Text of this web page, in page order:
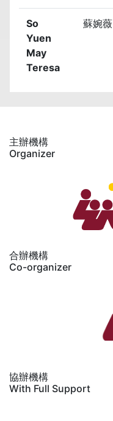
So
Yuen
May
Teresa
蘇婉薇
主辦機構
Organizer
合辦機構
Co-organizer
協辦機構
With Full Support